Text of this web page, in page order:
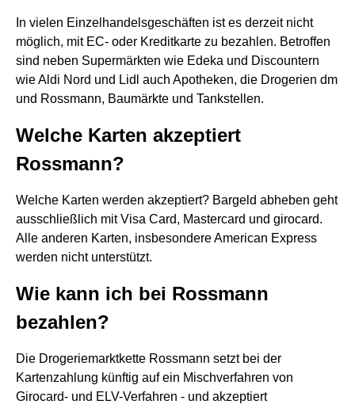
In vielen Einzelhandelsgeschäften ist es derzeit nicht
möglich, mit EC- oder Kreditkarte zu bezahlen. Betroffen
sind neben Supermärkten wie Edeka und Discountern
wie Aldi Nord und Lidl auch Apotheken, die Drogerien dm
und Rossmann, Baumärkte und Tankstellen.
Welche Karten akzeptiert
Rossmann?
Welche Karten werden akzeptiert? Bargeld abheben geht
ausschließlich mit Visa Card, Mastercard und girocard.
Alle anderen Karten, insbesondere American Express
werden nicht unterstützt.
Wie kann ich bei Rossmann
bezahlen?
Die Drogeriemarktkette Rossmann setzt bei der
Kartenzahlung künftig auf ein Mischverfahren von
Girocard- und ELV-Verfahren - und akzeptiert